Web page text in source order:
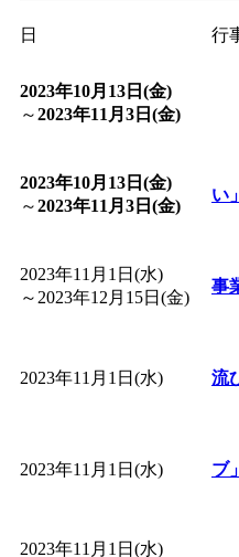
間：
「皆鶴姫
」 受
「子育て
2026/07/
子育
間：
「子育て
間：
日 行
2023年10月13日(金)
～2023年11月3日(金)
2023年10月13日(金)
～2023年11月3日(金)
い
2023年11月1日(水)
～ 2023年12月15日(金)
事
2023年11月1日(水)
流
2023年11月1日(水)
ブ」
2023年11月1日(水)